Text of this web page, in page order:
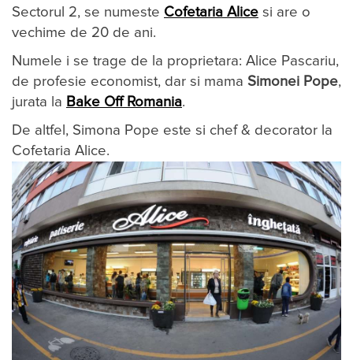
Sectorul 2, se numeste Cofetaria Alice si are o
vechime de 20 de ani.
Numele i se trage de la proprietara: Alice Pascariu,
de profesie eco­nomist, dar si mama Simonei Pope,
jurata la Bake Off Romania.
De altfel, Simona Pope este si chef & decorator la
Cofetaria Alice.